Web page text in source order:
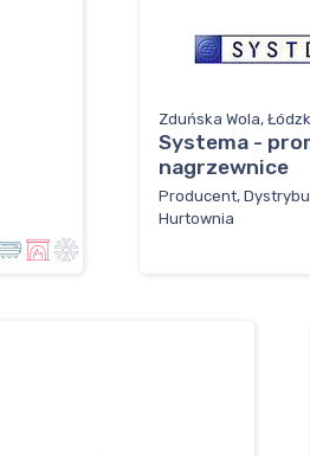
Zduńska Wola,
Systema -
nagrzewnice
Producent,
Hurtownia